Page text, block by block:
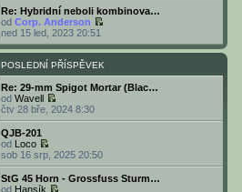
v
e
k
ř
í
s
p
ě
v
e
k
d
n
í
p
ř
í
s
p
ě
v
e
k
t
p
o
s
l
e
d
n
í
p
ř
p
ě
v
b
r
a
z
i
t
o
s
l
e
í
p
ř
í
Re: Hybridní neboli kombinova…
od Corp. Anderson
o
b
a
z
p
n
ned 15 led, 2023 20:51
POSLEDNÍ PŘÍSPĚVEK
Re: 29-mm Spigot Mortar (Blac…
od Wavell
Z
o
a
z
t
čtv 28 bře, 2024 8:30
QJB-201
od Loco
Z
o
b
r
sob 16 srp, 2025 20:50
StG 45 Horn - Grossfuss Sturm…
od Hansík